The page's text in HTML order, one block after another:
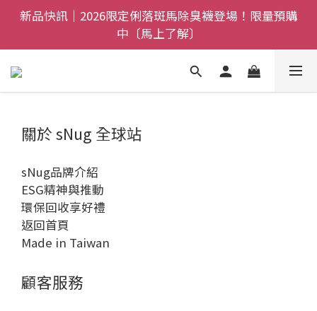
全館$800免運｜任搭８折起｜滿額再送新品-悠哉斑馬
襪〔立即了解〕
新品快訊｜2026限定俐落斑馬除臭襪登場！限量預購
中〔馬上了解〕
父親節禮盒登場｜把舒適送進爸爸的每一天，日夜呵護
一次備好〔馬上了解〕
襪〔立即了解〕
關於 sNug 全球站
sNug品牌介紹
ESG精神與推動
環保回收享好禮
返回首頁
Made in Taiwan
顧客服務